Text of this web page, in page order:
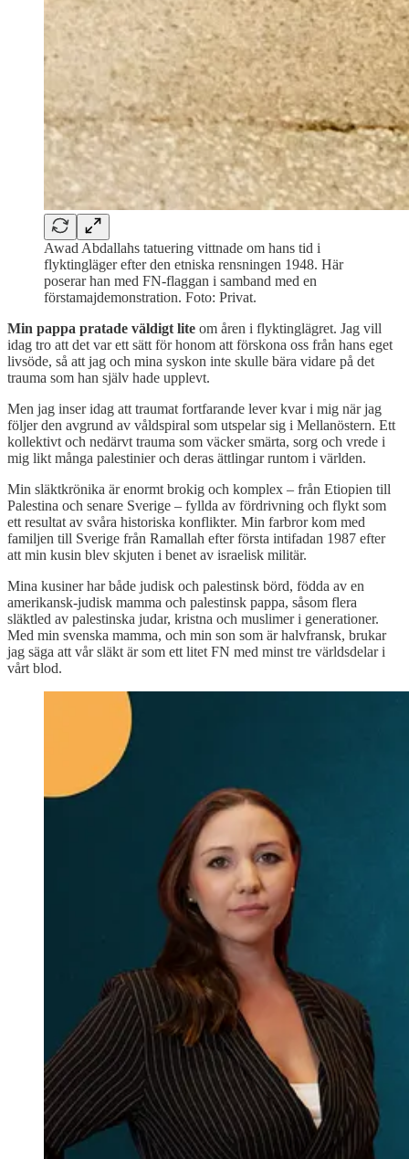
Awad Abdallahs tatuering vittnade om hans tid i
flyktingläger efter den etniska rensningen 1948. Här
poserar han med FN-flaggan i samband med en
förstamajdemonstration. Foto: Privat.
Min pappa pratade väldigt lite om åren i flyktinglägret. Jag vill
idag tro att det var ett sätt för honom att förskona oss från hans eget
livsöde, så att jag och mina syskon inte skulle bära vidare på det
trauma som han själv hade upplevt.
Men jag inser idag att traumat fortfarande lever kvar i mig när jag
följer den avgrund av våldspiral som utspelar sig i Mellanöstern. Ett
kollektivt och nedärvt trauma som väcker smärta, sorg och vrede i
mig likt många palestinier och deras ättlingar runtom i världen.
Min släktkrönika är enormt brokig och komplex – från Etiopien till
Palestina och senare Sverige – fyllda av fördrivning och flykt som
ett resultat av svåra historiska konflikter. Min farbror kom med
familjen till Sverige från Ramallah efter första intifadan 1987 efter
att min kusin blev skjuten i benet av israelisk militär.
Mina kusiner har både judisk och palestinsk börd, födda av en
amerikansk-judisk mamma och palestinsk pappa, såsom flera
släktled av palestinska judar, kristna och muslimer i generationer.
Med min svenska mamma, och min son som är halvfransk, brukar
jag säga att vår släkt är som ett litet FN med minst tre världsdelar i
vårt blod.